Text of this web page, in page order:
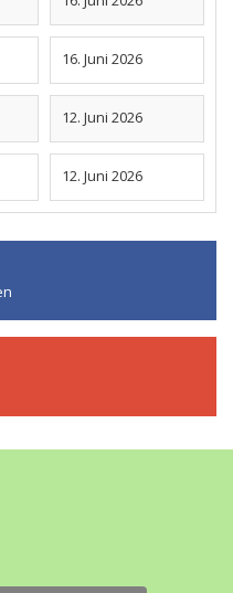
16. Juni 2026
12. Juni 2026
12. Juni 2026